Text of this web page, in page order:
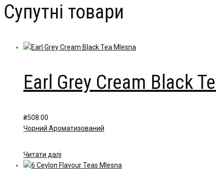
Супутні товари
Earl Grey Cream Black
₴508.00
Чорний Ароматизований
Читати далі